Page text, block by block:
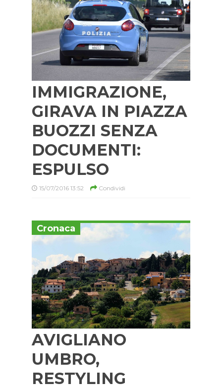
IMMIGRAZIONE,
GIRAVA IN PIAZZA
BUOZZI SENZA
DOCUMENTI:
ESPULSO
15/07/2016 13:52 Condividi
Cronaca
AVIGLIANO
UMBRO,
RESTYLING